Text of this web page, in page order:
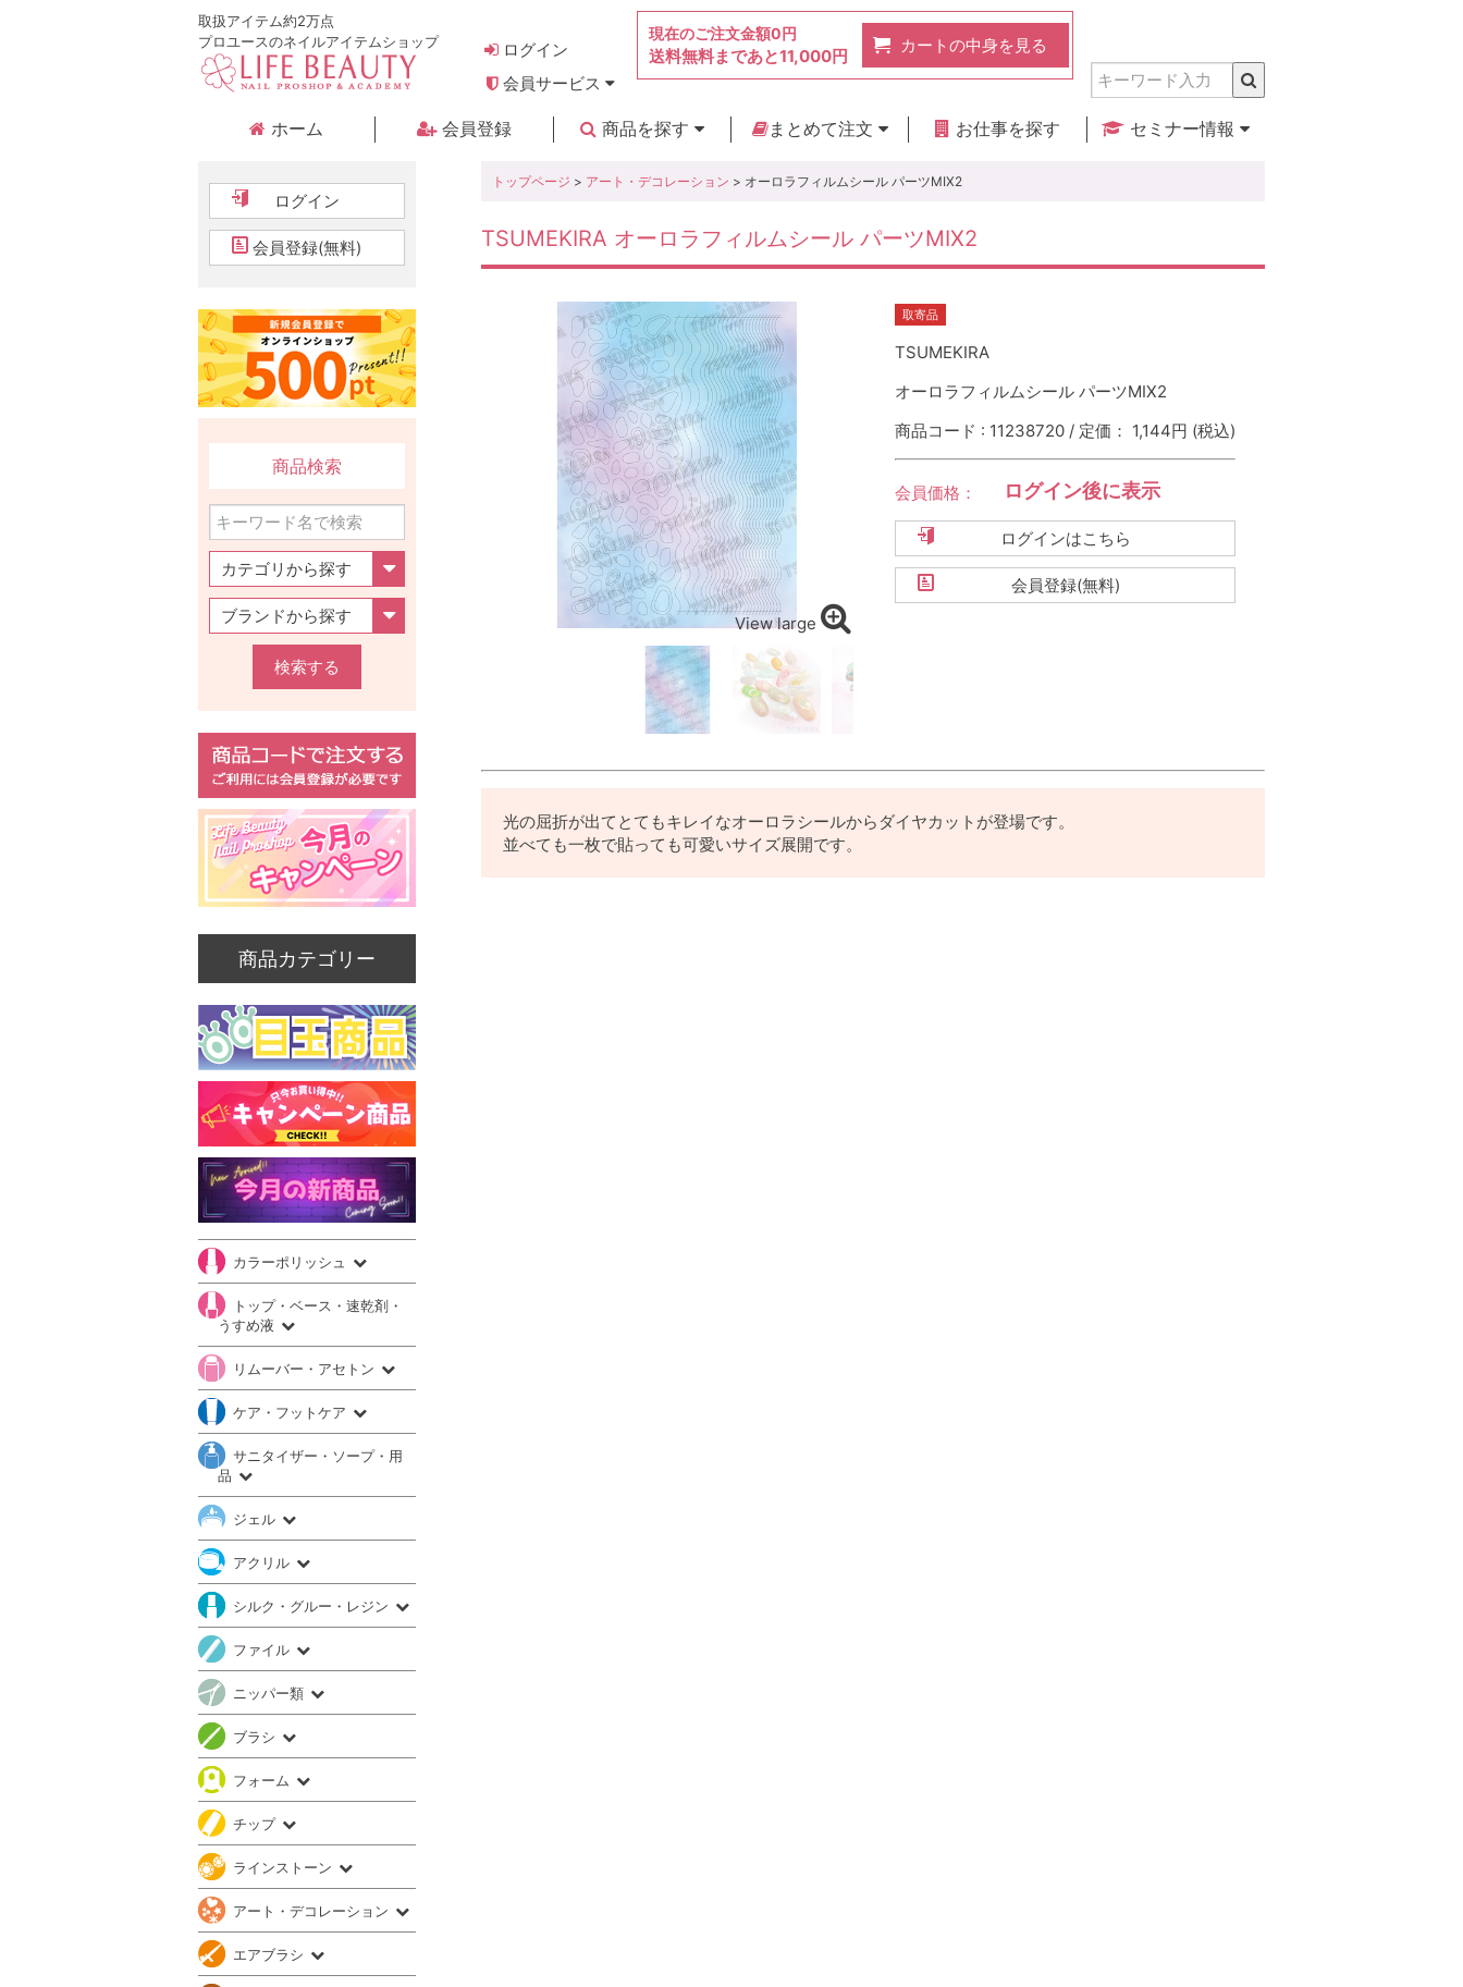
取扱アイテム約2万点
プロユースのネイルアイテムショップ
ログイン
会員サービス
現在のご注文金額0円
送料無料まであと11,000円
カートの中身を見る
ホーム 会員登録
商品を探す
まとめて注文
お仕事を探す
セミナー情報
トップページ > アート・デコレーション > オーロラフィルムシール パーツMIX2
TSUMEKIRA オーロラフィルムシール パーツMIX2
View large
取寄品
TSUMEKIRA
オーロラフィルムシール パーツMIX2
商品コード : 11238720 / 定価： 1,144円 (税込)
会員価格： ログイン後に表示
ログインはこちら
会員登録(無料)
光の屈折が出てとてもキレイなオーロラシールからダイヤカットが登場です。
並べても一枚で貼っても可愛いサイズ展開です。
ログイン
会員登録(無料)
商品検索
検索する
商品カテゴリー
カラーポリッシュ
トップ・ベース・速乾剤・
うすめ液
リムーバー・アセトン
ケア・フットケア
サニタイザー・ソープ・用
品
ジェル
アクリル
シルク・グルー・レジン
ファイル
ニッパー類
ブラシ
フォーム
チップ
ラインストーン
アート・デコレーション
エアブラシ